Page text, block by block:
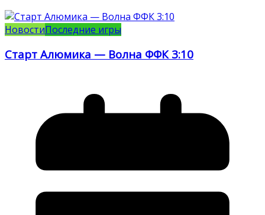
НовостиПоследние игры
Старт Алюмика — Волна ФФК 3:10